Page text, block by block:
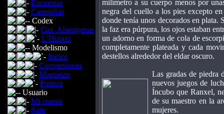
Encuestas
Campañas
Codex
Caz. Alienigenas
L’Huraxi
Modelismo
Indice
Conversiones
Maquetas
Pintura
Usuario
Mi cuenta
Salir
milímetro a su cuerpo menos por
negra del cuello a los pies excepto
donde tenía unos decorados en plata.
la faz era púrpura, los ojos estaban
un adorno en forma de cola de
completamente plateada y cada
destellos alrededor del eldar oscuro.
Las gradas de piedra
nuevos juegos de
Íncubo que Ranxel,
de su maestro en la
mujeres.